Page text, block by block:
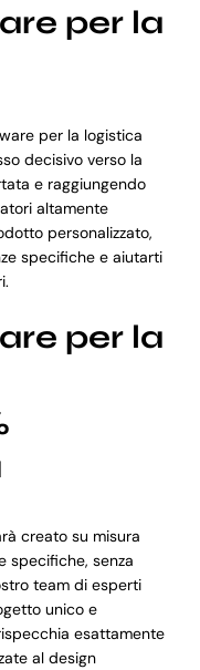
per la
per la logistica
decisivo verso la
e raggiungendo
altamente
personalizzato,
specifiche e aiutarti
per la
creato su misura
specifiche, senza
team di esperti
unico e
esattamente
al design